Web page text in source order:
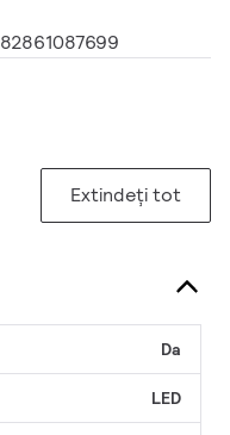
Extindeți tot
Da
LED